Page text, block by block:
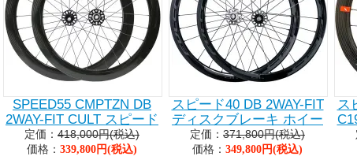
SPEED55 CMPTZN DB
2WAY-FIT CULT スピード
ロード ホイールセット
定価： 418,000円(税込)
価格： 339,800円(税込)
スピード40 DB 2WAY-FIT
ディスクブレーキ ホイー
ルセット
定価： 371,800円(税込)
価格： 349,800円(税込)
ス